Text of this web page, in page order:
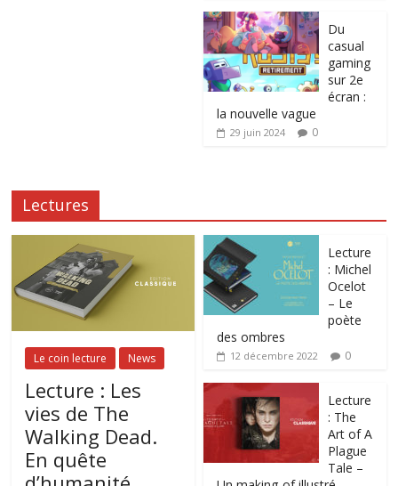
Du
casual
gaming
sur 2e
écran :
la nouvelle vague
29 juin 2024 0
Lectures
Le coin lecture News
Lecture : Les
vies de The
Walking Dead.
En quête
Lecture
: Michel
Ocelot
– Le
poète
des ombres
12 décembre 2022 0
Lecture
: The
Art of A
Plague
Tale –